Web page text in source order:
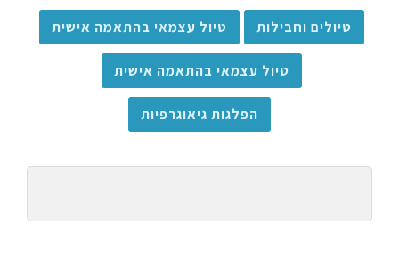
טיולים וחבילות טיול עצמאי בהתאמה אישית
טיול עצמאי בהתאמה אישית
הפלגות גיאוגרפיות